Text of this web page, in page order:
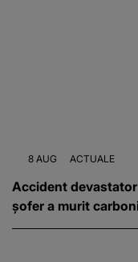
8 AUG ACTUALE
Accident devastator
șofer a murit